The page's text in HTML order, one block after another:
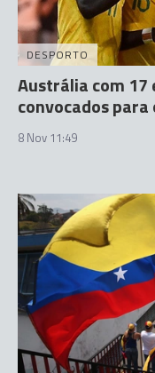
DESPORTO
Austrália com
convocados
8 Nov 11:49